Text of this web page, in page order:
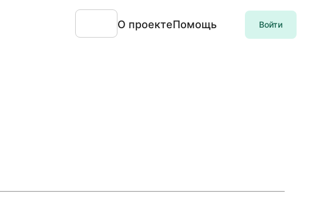
О проектеПомощь Войти